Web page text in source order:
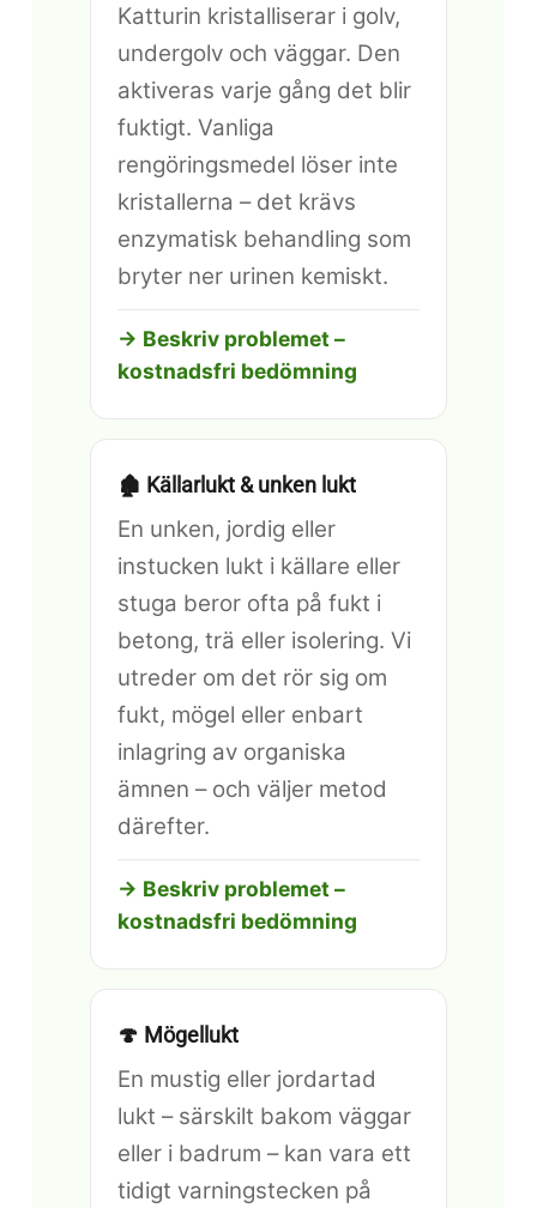
Katturin kristalliserar i golv,
undergolv och väggar. Den
aktiveras varje gång det blir
fuktigt. Vanliga
rengöringsmedel löser inte
kristallerna – det krävs
enzymatisk behandling som
bryter ner urinen kemiskt.
→ Beskriv problemet –
kostnadsfri bedömning
🏚️ Källarlukt & unken lukt
En unken, jordig eller
instucken lukt i källare eller
stuga beror ofta på fukt i
betong, trä eller isolering. Vi
utreder om det rör sig om
fukt, mögel eller enbart
inlagring av organiska
ämnen – och väljer metod
därefter.
→ Beskriv problemet –
kostnadsfri bedömning
🍄 Mögellukt
En mustig eller jordartad
lukt – särskilt bakom väggar
eller i badrum – kan vara ett
tidigt varningstecken på